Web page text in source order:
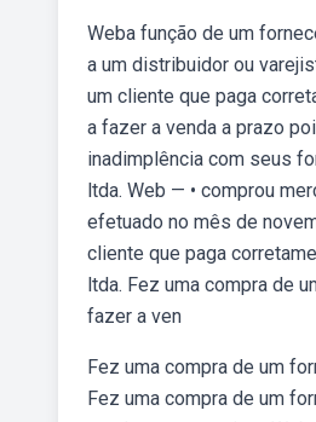
Weba função de um
a um distribuidor ou
um cliente que paga
a fazer a venda a prazo
inadimplência com seus
ltda. Web — • comprou
efetuado no mês de
cliente que paga
ltda. Fez uma compra de
fazer a ven
Fez uma compra de um
Fez uma compra de um